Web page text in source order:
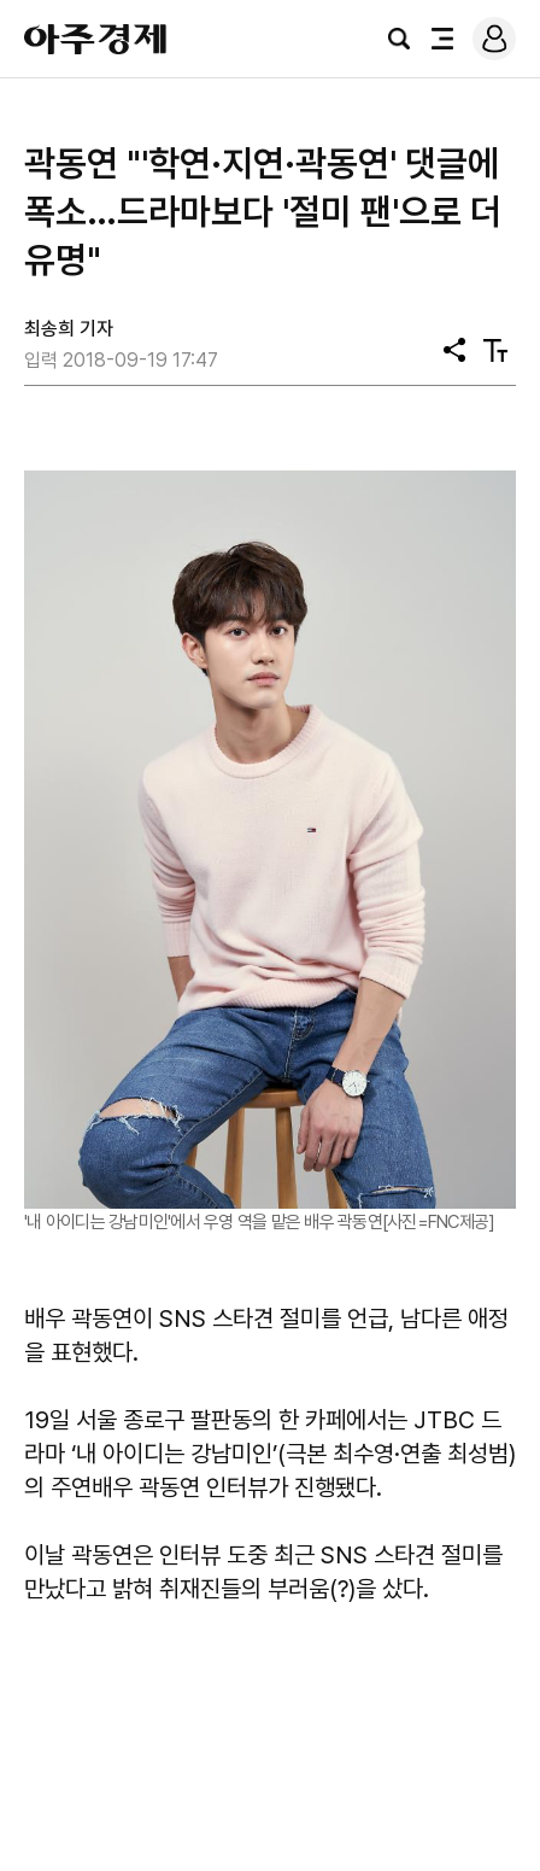
아
주
경
검
전
로
그
곽동연 "'학연·지연·곽동연' 댓글에
폭소…드라마보다 '절미 팬'으로 더
유명"
최송희 기자
입력 2018-09-19 17:47
공
유
텍
스
'내 아이디는 강남미인'에서 우영 역을 맡은 배우 곽동연[사진=FNC제공]
배우 곽동연이 SNS 스타견 절미를 언급, 남다른 애정
을 표현했다.
19일 서울 종로구 팔판동의 한 카페에서는 JTBC 드
라마 ‘내 아이디는 강남미인’(극본 최수영·연출 최성범)
의 주연배우 곽동연 인터뷰가 진행됐다.
이날 곽동연은 인터뷰 도중 최근 SNS 스타견 절미를
만났다고 밝혀 취재진들의 부러움(?)을 샀다.